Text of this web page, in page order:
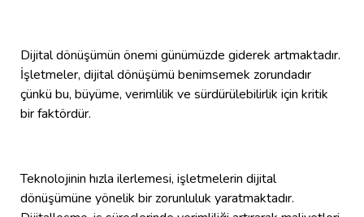
Dijital dönüşümün önemi günümüzde giderek artmaktadır.
İşletmeler, dijital dönüşümü benimsemek zorundadır
çünkü bu, büyüme, verimlilik ve sürdürülebilirlik için kritik
bir faktördür.
Teknolojinin hızla ilerlemesi, işletmelerin dijital
dönüşümüne yönelik bir zorunluluk yaratmaktadır.